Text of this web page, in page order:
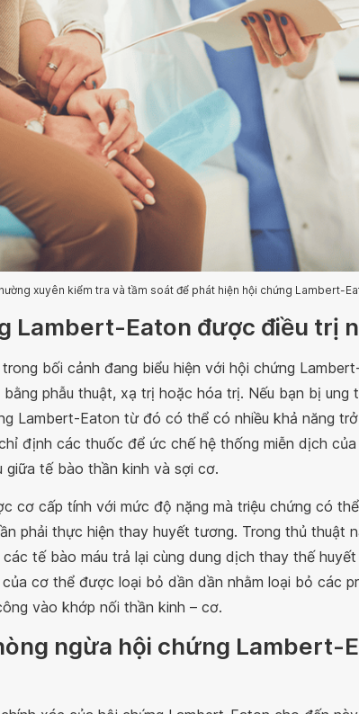
xuyên kiểm tra và tầm soát để phát hiện hội chứng Lambert-
Lambert-Eaton được điều trị
bối cảnh đang biểu hiện với hội chứng
phẫu thuật, xạ trị hoặc hóa trị. Nếu bạn bị
Lambert-Eaton từ đó có thể có nhiều khả năng
định các thuốc để ức chế hệ thống miễn dịch
giữa tế bào thần kinh và sợi cơ.
cơ cấp tính với mức độ nặng mà triệu chứng có
phải thực hiện thay huyết tương. Trong thủ thuật
tế bào máu trả lại cùng dung dịch thay thế
cơ thể được loại bỏ dần dần nhằm loại bỏ các
vào khớp nối thần kinh – cơ.
ngừa hội chứng Lambert-